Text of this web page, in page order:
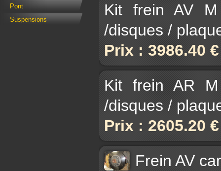
Pont
Suspensions
Kit frein AV M
/disques /
Prix : 3986.40
Kit frein AR M
/disques /
Prix : 2605.20
Frein AV